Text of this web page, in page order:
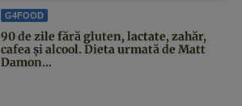
G4FOOD
90 de zile fără gluten, lactate, zahăr,
cafea și alcool. Dieta urmată de Matt
Damon...